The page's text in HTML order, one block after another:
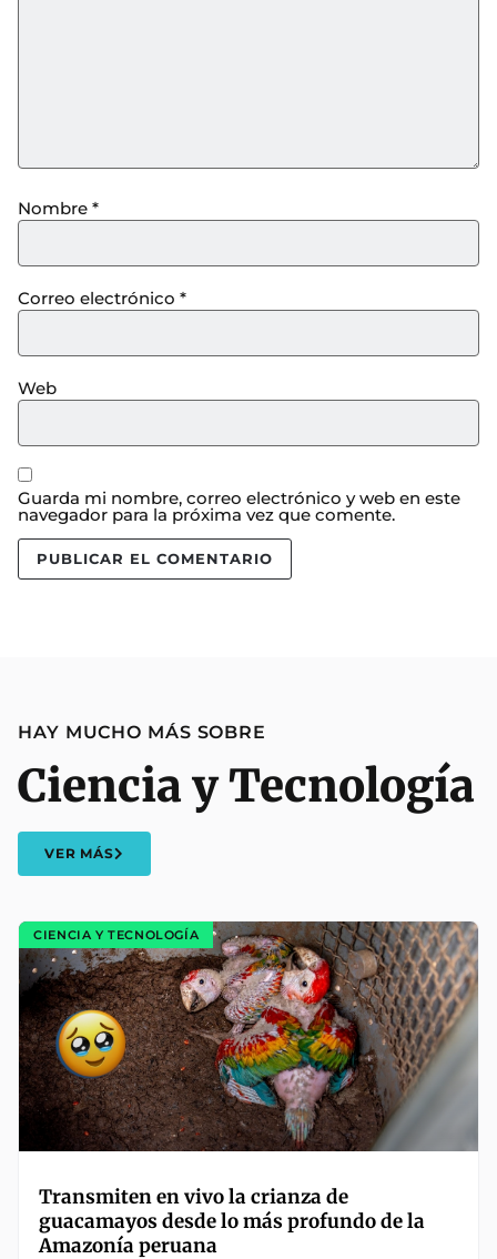
Nombre *
Correo electrónico *
Web
Guarda mi nombre, correo electrónico y web en este
navegador para la próxima vez que comente.
HAY MUCHO MÁS SOBRE
Ciencia y Tecnología
VER MÁS
CIENCIA Y TECNOLOGÍA
Transmiten en vivo la crianza de
guacamayos desde lo más profundo de la
Amazonía peruana